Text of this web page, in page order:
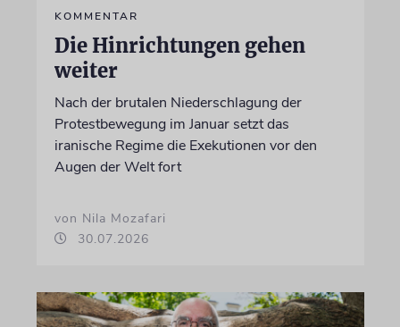
KOMMENTAR
Die Hinrichtungen gehen
weiter
Nach der brutalen Niederschlagung der
Protestbewegung im Januar setzt das
iranische Regime die Exekutionen vor den
Augen der Welt fort
von Nila Mozafari
30.07.2026